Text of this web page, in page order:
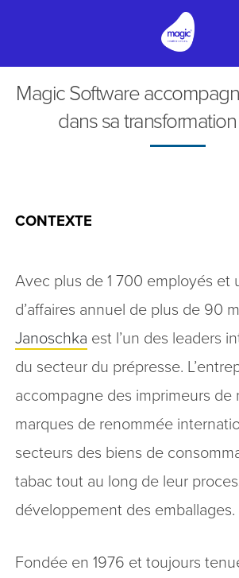
Magic Software
dans sa
CONTEXTE
Avec plus de 1 700 employés et
d’affaires annuel de plus de 90
Janoschka est l’un des leaders
du secteur du prépresse.
accompagne des imprimeurs de
marques de renommée
secteurs des biens de
tabac tout au long de leur
développement des emballages.
Fondée en 1976 et toujours